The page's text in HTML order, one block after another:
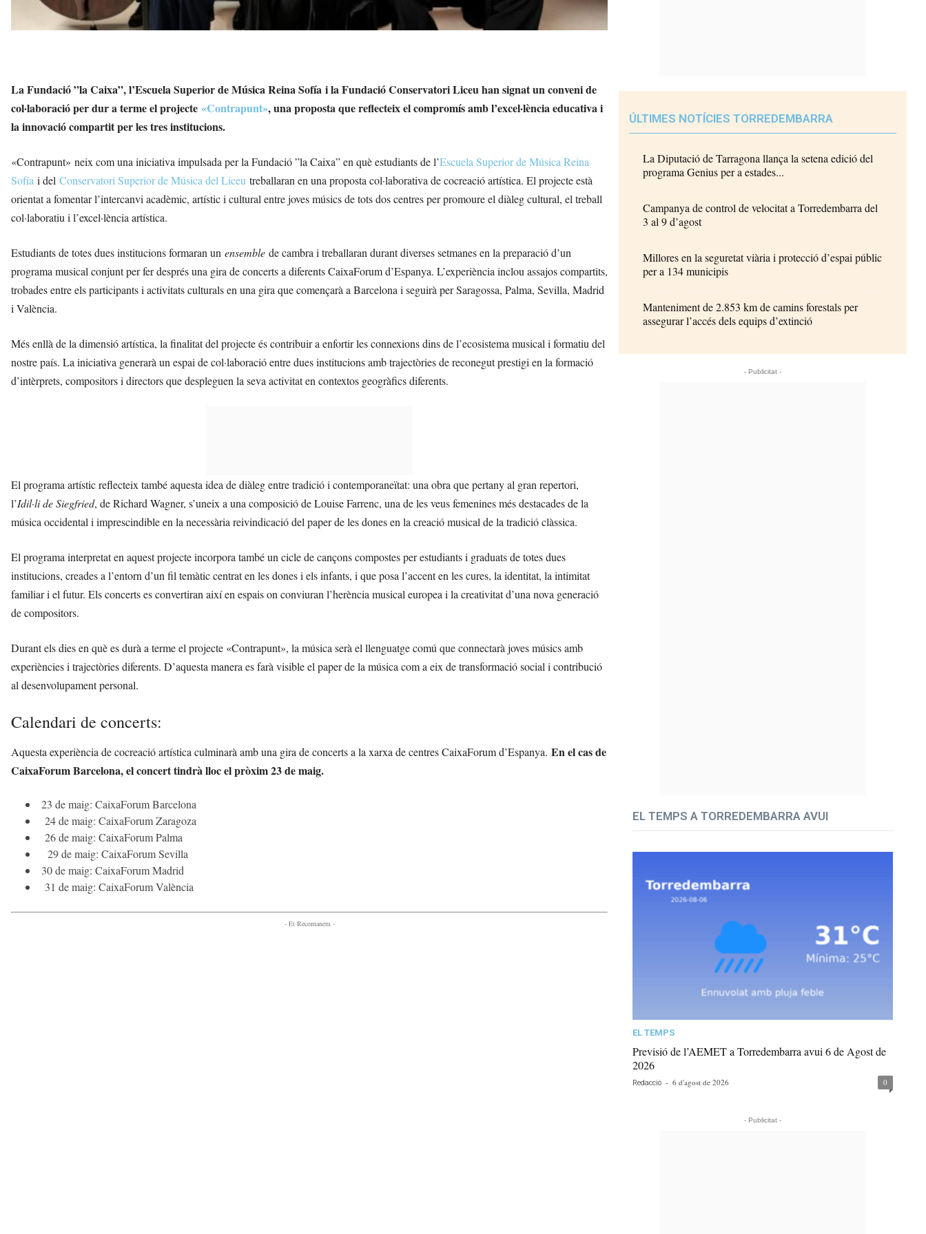
La Fundació ”la Caixa”, l’Escuela Superior de Música Reina Sofía i la Fundació Conservatori Liceu han signat un conveni de
col·laboració per dur a terme el projecte «Contrapunt», una proposta que reflecteix el compromís amb l’excel·lència educativa i
la innovació compartit per les tres institucions.
«Contrapunt» neix com una iniciativa impulsada per la Fundació ”la Caixa” en què estudiants de l’Escuela Superior de Música Reina
Sofía i del Conservatori Superior de Música del Liceu treballaran en una proposta col·laborativa de cocreació artística. El projecte està
orientat a fomentar l’intercanvi acadèmic, artístic i cultural entre joves músics de tots dos centres per promoure el diàleg cultural, el treball
col·laboratiu i l’excel·lència artística.
Estudiants de totes dues institucions formaran un ensemble de cambra i treballaran durant diverses setmanes en la preparació d’un
programa musical conjunt per fer després una gira de concerts a diferents CaixaForum d’Espanya. L’experiència inclou assajos compartits,
trobades entre els participants i activitats culturals en una gira que començarà a Barcelona i seguirà per Saragossa, Palma, Sevilla, Madrid
i València.
Més enllà de la dimensió artística, la finalitat del projecte és contribuir a enfortir les connexions dins de l’ecosistema musical i formatiu del
nostre país. La iniciativa generarà un espai de col·laboració entre dues institucions amb trajectòries de reconegut prestigi en la formació
d’intèrprets, compositors i directors que despleguen la seva activitat en contextos geogràfics diferents.
El programa artístic reflecteix també aquesta idea de diàleg entre tradició i contemporaneïtat: una obra que pertany al gran repertori,
l’Idil·li de Siegfried, de Richard Wagner, s’uneix a una composició de Louise Farrenc, una de les veus femenines més destacades de la
música occidental i imprescindible en la necessària reivindicació del paper de les dones en la creació musical de la tradició clàssica.
El programa interpretat en aquest projecte incorpora també un cicle de cançons compostes per estudiants i graduats de totes dues
institucions, creades a l’entorn d’un fil temàtic centrat en les dones i els infants, i que posa l’accent en les cures, la identitat, la intimitat
familiar i el futur. Els concerts es convertiran així en espais on conviuran l’herència musical europea i la creativitat d’una nova generació
de compositors.
Durant els dies en què es durà a terme el projecte «Contrapunt», la música serà el llenguatge comú que connectarà joves músics amb
experiències i trajectòries diferents. D’aquesta manera es farà visible el paper de la música com a eix de transformació social i contribució
al desenvolupament personal.
Calendari de concerts:
Aquesta experiència de cocreació artística culminarà amb una gira de concerts a la xarxa de centres CaixaForum d’Espanya. En el cas de
CaixaForum Barcelona, el concert tindrà lloc el pròxim 23 de maig.
23 de maig: CaixaForum Barcelona
24 de maig: CaixaForum Zaragoza
26 de maig: CaixaForum Palma
29 de maig: CaixaForum Sevilla
30 de maig: CaixaForum Madrid
31 de maig: CaixaForum València
- Et Recomanem -
ÚLTIMES NOTÍCIES TORREDEMBARRA
La Diputació de Tarragona llança la setena edició del
programa Genius per a estades...
Campanya de control de velocitat a Torredembarra del
3 al 9 d’agost
Millores en la seguretat viària i protecció d’espai públic
per a 134 municipis
Manteniment de 2.853 km de camins forestals per
assegurar l’accés dels equips d’extinció
- Publicitat -
EL TEMPS A TORREDEMBARRA AVUI
EL TEMPS
Previsió de l’AEMET a Torredembarra avui 6 de Agost de
2026
Redacció - 6 d'agost de 2026 0
- Publicitat -